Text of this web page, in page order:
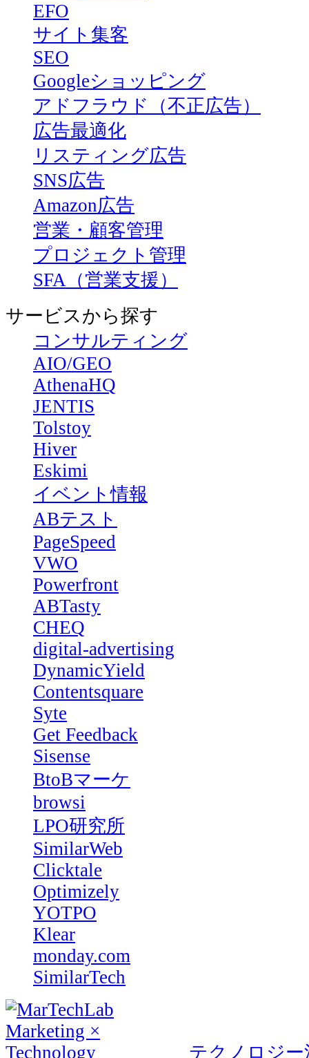
EFO
サイト集客
SEO
Googleショッピング
アドフラウド（不正広告）
広告最適化
リスティング広告
SNS広告
Amazon広告
営業・顧客管理
プロジェクト管理
SFA（営業支援）
サービスから探す
コンサルティング
AIO/GEO
AthenaHQ
JENTIS
Tolstoy
Hiver
Eskimi
イベント情報
ABテスト
PageSpeed
VWO
Powerfront
ABTasty
CHEQ
digital-advertising
DynamicYield
Contentsquare
Syte
Get Feedback
Sisense
BtoBマーケ
browsi
LPO研究所
SimilarWeb
Clicktale
Optimizely
YOTPO
Klear
monday.com
SimilarTech
テクノロジ